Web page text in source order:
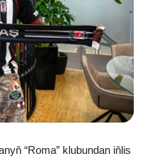
“Roma” klubundan iňlis